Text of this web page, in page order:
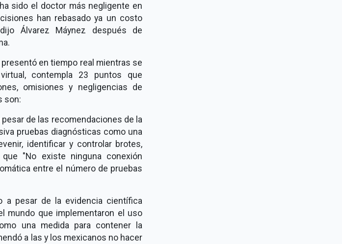
sido el doctor más negligente en
han rebasado ya un costo
Álvarez Máynez después de
en tiempo real mientras se
contempla 23 puntos que
omisiones y negligencias de
son:
de las recomendaciones de la
pruebas diagnósticas como una
identificar y controlar brotes,
"No existe ninguna conexión
entre el número de pruebas
a pesar de la evidencia científica
mundo que implementaron el uso
una medida para contener la
a las y los mexicanos no hacer